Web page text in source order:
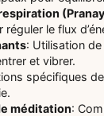
le flux
: Utilisation
et vibrer.
spécifiques
méditation: